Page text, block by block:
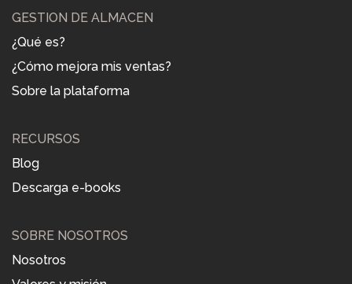
GESTIÓN DE ALMACÉN
¿Qué es?
¿Cómo mejora mis ventas?
Sobre la plataforma
RECURSOS
Blog
Descarga e-books
SOBRE NOSOTROS
Nosotros